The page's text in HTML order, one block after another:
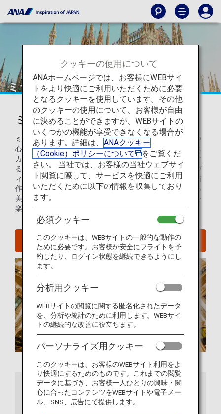
ミラノ
ミラノを知ろう
ミラノは、洗練されたファッション、デザイン、アートの中
心地として知られています。またドゥオーモ（大聖堂）やス
カラ座など、歴史的な建築物が多く、古典とモダンが融合す
る街並みが、訪れる人々を魅了します。レオナルド・ダ・ヴ
ィンチの「最後の晩餐」をはじめとする世界的に有名な芸術
作品もこの地にあります。高級ブランドのショッピングから
美食の冒険まで、ミラノは多彩な文化と活動で訪れる人々を
楽しませてくれます。
ミラノへのフライトを探す
さらに詳しくは
クッキーの使用について
ANAホームページでは、お客様にWEBサイ
トをより快適にご利用いただくために必要
となるクッキーを使用しています。その他
のクッキーの使用について、お客様が自由
に決めることができますが、WEBサイトの
いくつかの機能が享受できなくなる場合が
あります。詳細は、 ANAクッキー
（Cookie）ポリシーについて
をご覧くだ
さい。 当社では、お客様の当社ウェブサイ
ト閲覧に際して、サービスを快適にご利用
いただくために以下の情報を収集しており
ます。
必須クッキー
このクッキーは、WEBサイトの一般的な動作の
ために必要です。お客様が安全にフライトを予
約したり、ログイン状態を継続できるようにし
ます。
分析用クッキー
WEBサイトの閲覧に関する匿名化されたデータ
を、分析や統計のために利用します。WEBサイ
トの継続的な改善に役立ちます。
パーソナライズ用クッキー
このクッキーは、お客様のWEBサイト利用をよ
り快適にするためのものです。これまでの閲覧
データに基づき、お客様一人ひとりの興味・関
心に合ったコンテンツをWEBサイトや電子メー
ル、SNS、広告にて提供します。